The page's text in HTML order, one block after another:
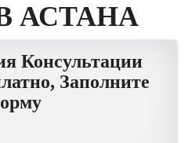
АСТАНА
Консультации
Заполните